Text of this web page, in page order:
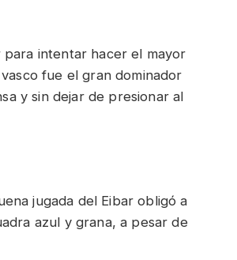
intentar hacer el mayor
fue el gran dominador
y sin dejar de presionar al
jugada del Eibar obligó a
azul y grana, a pesar de